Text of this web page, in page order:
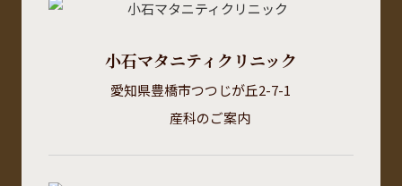
小石マタニティクリニック
愛知県豊橋市つつじが丘2-7-1
産科のご案内